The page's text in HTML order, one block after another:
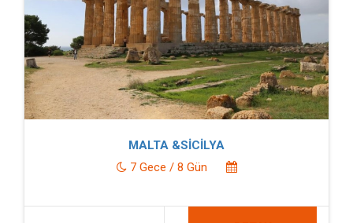
MALTA &SİCİLYA
7 Gece / 8 Gün